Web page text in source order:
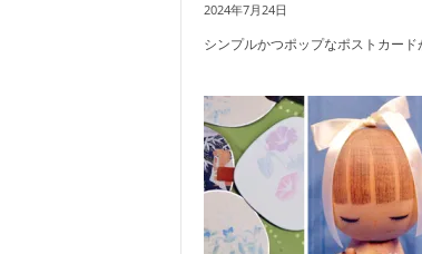
2024年7月24日
シンプルかつポップなポストカード